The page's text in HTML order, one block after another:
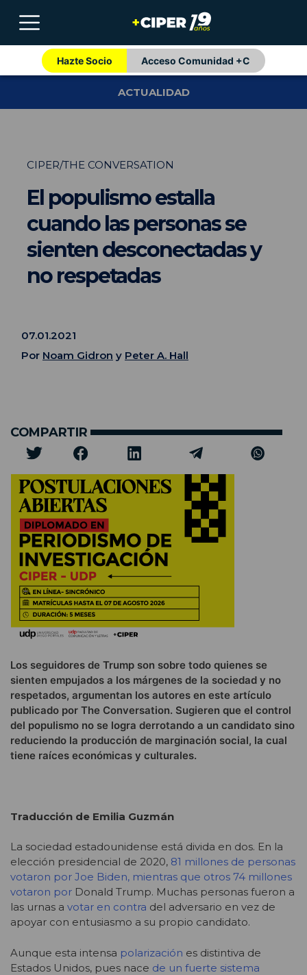
Hazte Socio Acceso Comunidad +C
ACTUALIDAD
CIPER/THE CONVERSATION
El populismo estalla
cuando las personas se
sienten desconectadas y
no respetadas
07.01.2021
Por Noam Gidron y Peter A. Hall
COMPARTIR
Los seguidores de Trump son sobre todo quienes se
sienten empujados a los márgenes de la sociedad y no
respetados, argumentan los autores en este artículo
publicado por The Conversation. Sugieren que el control
del populismo no se logra derrotando a un candidato sino
reduciendo la producción de marginación social, la cual
tiene raíces económicas y culturales.
Traducción de Emilia Guzmán
La sociedad estadounidense está divida en dos. En la
elección presidencial de 2020, 81 millones de personas
votaron por Joe Biden, mientras que otros 74 millones
votaron por Donald Trump. Muchas personas fueron a
las urnas a votar en contra del adversario en vez de
apoyar con entusiasmo a su propio candidato.
Aunque esta intensa polarización es distintiva de
Estados Unidos, pues nace de un fuerte sistema